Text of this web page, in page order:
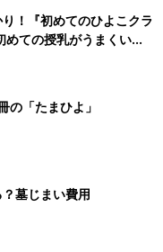
！『初めてのひよこクラ
めての授乳がうまくい
と夏のトラブル 解決テ
の「たまひよ」
墓じまい費用